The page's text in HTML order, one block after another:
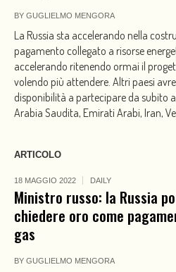
BY GUGLIELMO MENGORA
La Russia sta accelerando nella
pagamento collegato a risorse
accelerando ritenendo ormai il
volendo più attendere. Altri paesi
disponibilità a partecipare da subito
Arabia Saudita, Emirati Arabi, Iran,
ARTICOLO
18 MAGGIO 2022 DAILY
Ministro russo: la Russia
chiedere oro come
gas
BY GUGLIELMO MENGORA